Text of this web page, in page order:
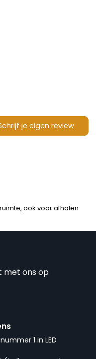
je eigen review
ook voor afhalen
met ons op
1 in LED